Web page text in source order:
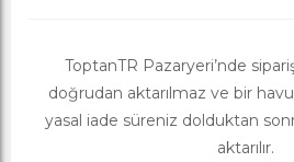
ToptanTR Pazaryeri’nde
doğrudan aktarılmaz ve bir
yasal iade süreniz dolduktan
aktarılır.